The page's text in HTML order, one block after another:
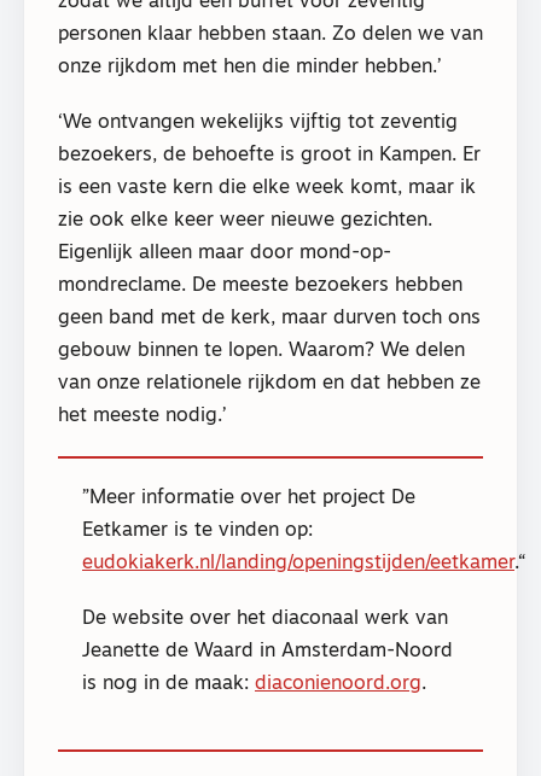
personen klaar hebben staan. Zo delen we van
onze rijkdom met hen die minder hebben.’
‘We ontvangen wekelijks vijftig tot zeventig
bezoekers, de behoefte is groot in Kampen. Er
is een vaste kern die elke week komt, maar ik
zie ook elke keer weer nieuwe gezichten.
Eigenlijk alleen maar door mond-op-
mondreclame. De meeste bezoekers hebben
geen band met de kerk, maar durven toch ons
gebouw binnen te lopen. Waarom? We delen
van onze relationele rijkdom en dat hebben ze
het meeste nodig.’
Meer informatie over het project De
Eetkamer is te vinden op:
eudokiakerk.nl/landing/openingstijden/eetkamer.
De website over het diaconaal werk van
Jeanette de Waard in Amsterdam-Noord
is nog in de maak: diaconienoord.org.